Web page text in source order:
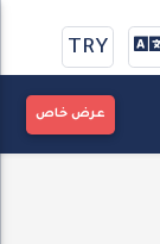
TRY
عرض خاص